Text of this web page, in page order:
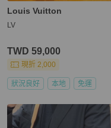
Louis Vuitton
LV
TWD 59,000
現折 2,000
狀況良好 本地 免運